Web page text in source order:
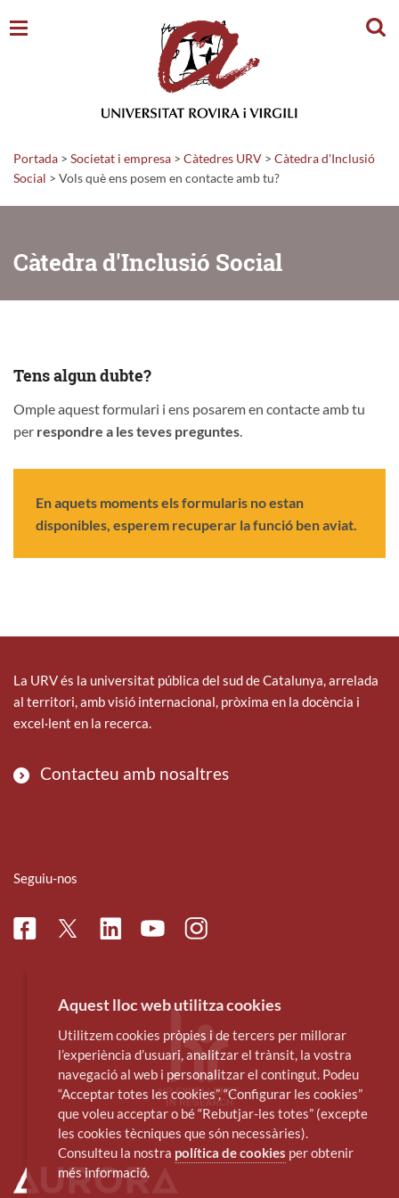
Portada > Societat i empresa > Càtedres URV > Càtedra d'Inclusió
Social > Vols què ens posem en contacte amb tu?
Càtedra d'Inclusió Social
Tens algun dubte?
Omple aquest formulari i ens posarem en contacte amb tu
per respondre a les teves preguntes
En aquets moments els formularis no estan
disponibles, esperem recuperar la funció ben aviat.
La URV és la universitat pública del sud de Catalunya, arrelada
al territori, amb visió internacional, pròxima en la docència i
excel·lent en la recerca.
Contacteu amb nosaltres
Seguiu-nos
FacebookTwitterLinkedinYoutubeInstagram
Aquest lloc web utilitza cookies
Utilitzem cookies pròpies i de tercers per millorar
l’experiència d’usuari, analitzar el trànsit, la vostra
navegació al web i personalitzar el contingut. Podeu
“Acceptar totes les cookies”, “Configurar les cookies”
que voleu acceptar o bé “Rebutjar-les totes” (excepte
les cookies tècniques que són necessàries).
Consulteu la nostra política de cookies per obtenir
més informació.